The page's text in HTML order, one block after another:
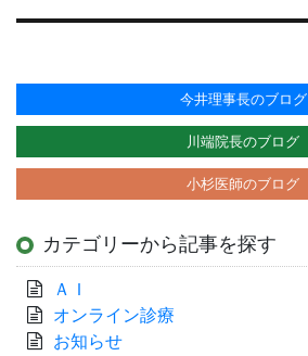
稿:
今井理事長のブログ
川端院長のブログ
小杉医師のブログ
カテゴリーから記事を探す
ＡＩ
オンライン診療
お知らせ